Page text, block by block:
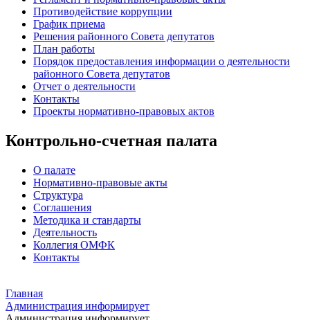
Противодействие коррупции
График приема
Решения районного Совета депутатов
План работы
Порядок предоставления информации о деятельности
районного Совета депутатов
Отчет о деятельности
Контакты
Проекты нормативно-правовых актов
Контрольно-счетная палата
О палате
Нормативно-правовые акты
Структура
Соглашения
Методика и стандарты
Деятельность
Коллегия ОМФК
Контакты
Главная
Администрация информирует